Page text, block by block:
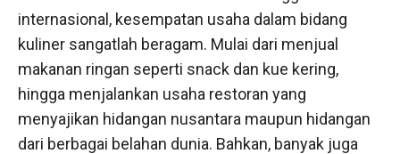
internasional, kesempatan usaha dalam bidang
kuliner sangatlah beragam. Mulai dari menjual
makanan ringan seperti snack dan kue kering,
hingga menjalankan usaha restoran yang
menyajikan hidangan nusantara maupun hidangan
dari berbagai belahan dunia. Bahkan, banyak juga